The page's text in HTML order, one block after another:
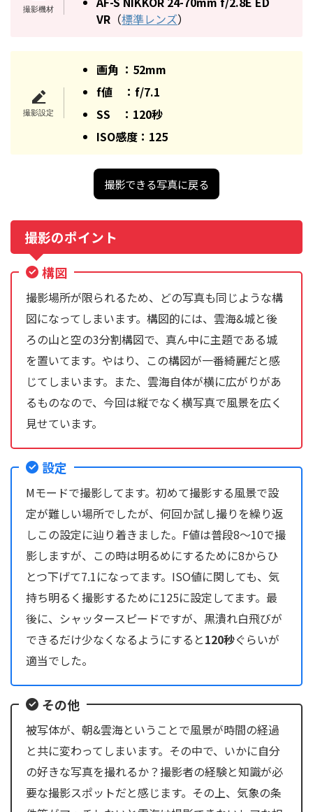
VR （標準レンズ）
画角 ：52mm
f値 ：f/7.1
SS ：120秒
ISO感度：125
撮影できる写真に戻る
撮影のポイント
構図
撮影場所が限られるため、どの写真も同じような構
図になってしまいます。構図的には、雲海&城と後
ろの山と空の3分割構図で、真ん中に主題である城
を置いてます。やはり、この構図が一番綺麗だと感
じてしまいます。また、雲海自体が横に広がりがあ
るものなので、今回は縦でなく横写真で風景を広く
見せています。
設定
Mモードで撮影してます。初めて撮影する風景で設
定が難しい場所でしたが、何回か試し撮りを繰り返
しこの設定に辿り着きました。F値は普段8〜10で撮
影しますが、この時は明るめにするために8からひ
とつ下げて7.1になってます。ISO値に関しても、気
持ち明るく撮影するために125に設定してます。最
後に、シャッタースピードですが、黒潰れ白飛びが
できるだけ少なくなるようにすると120秒ぐらいが
適当でした。
その他
被写体が、朝&雲海ということで風景が時間の経過
と共に変わってしまいます。その中で、いかに自分
の好きな写真を撮れるか？撮影者の経験と知識が必
要な撮影スポットだと感じます。その上、気象の条